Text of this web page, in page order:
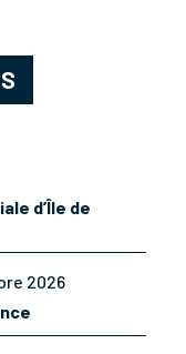
d’Île de
2026